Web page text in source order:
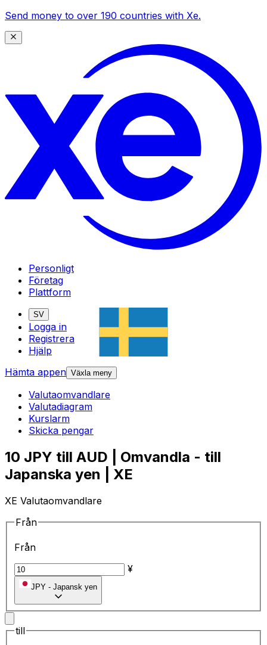
Send money to over 190 countries with Xe.
Personligt
Företag
Plattform
SV
Logga in
Registrera
Hjälp
Hämta appen Växla meny
Valutaomvandlare
Valutadiagram
Kurslarm
Skicka pengar
10 JPY till AUD | Omvandla - till
Japanska yen | XE
XE Valutaomvandlare
Från
Från
¥
JPY - Japansk yen
till